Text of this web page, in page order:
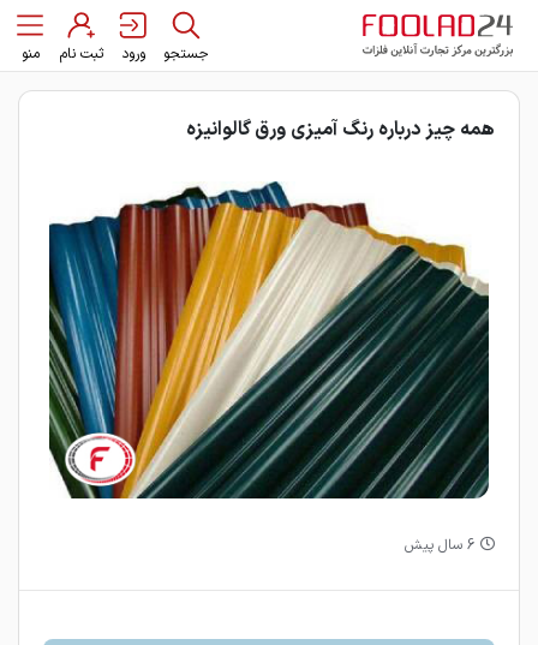
جستجو ورود ثبت نام منو
همه چیز درباره رنگ آمیزی ورق گالوانیزه
6 سال پیش